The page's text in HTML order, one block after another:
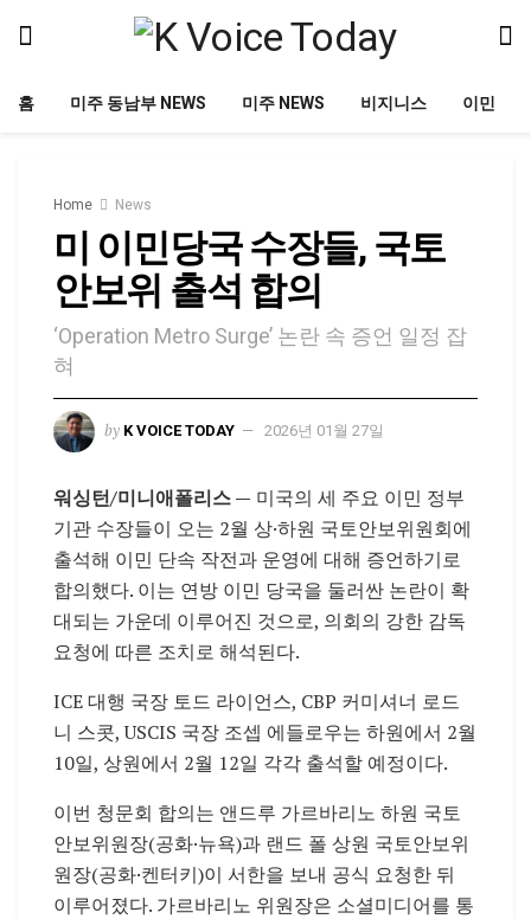
홈 미주 동남부 NEWS 미주 NEWS 비지니스 이민
Home News
미 이민당국 수장들, 국토
안보위 출석 합의
‘Operation Metro Surge’ 논란 속 증언 일정 잡
혀
by K VOICE TODAY 2026년 01월 27일
워싱턴/미니애폴리스 — 미국의 세 주요 이민 정부
기관 수장들이 오는 2월 상·하원 국토안보위원회에
출석해 이민 단속 작전과 운영에 대해 증언하기로
합의했다. 이는 연방 이민 당국을 둘러싼 논란이 확
대되는 가운데 이루어진 것으로, 의회의 강한 감독
요청에 따른 조치로 해석된다.
ICE 대행 국장 토드 라이언스, CBP 커미셔너 로드
니 스콧, USCIS 국장 조셉 에들로우는 하원에서 2월
10일, 상원에서 2월 12일 각각 출석할 예정이다.
이번 청문회 합의는 앤드루 가르바리노 하원 국토
안보위원장(공화·뉴욕)과 랜드 폴 상원 국토안보위
원장(공화·켄터키)이 서한을 보내 공식 요청한 뒤
이루어졌다. 가르바리노 위원장은 소셜미디어를 통